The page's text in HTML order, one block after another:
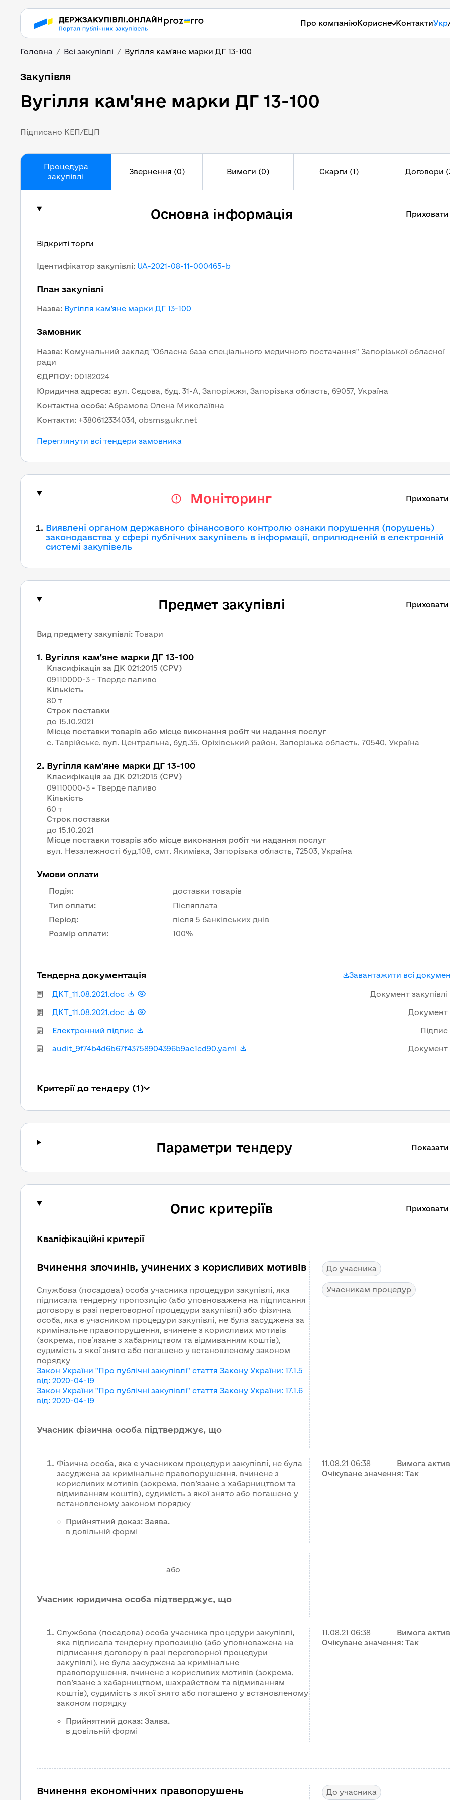
Про компаніюКорисне КонтактиУкр
Головна Всі закупівлі Вугілля кам'яне марки ДГ 13-100
Вугілля кам'яне марки ДГ 13-100
Закупівля
Вугілля кам'яне марки ДГ 13-100
Підписано КЕП/ЕЦП
Процедура
закупівлі
Звернення (0) Вимоги (0) Скарги (1) Договори
Основна інформація Приховати
Відкриті торги
Ідентифікатор закупівлі: UA-2021-08-11-000465-b
План закупівлі
Назва: Вугілля кам'яне марки ДГ 13-100
Замовник
Назва: Комунальний заклад "Обласна база спеціального медичного постачання" Запорізької обласної
ради
ЄДРПОУ: 00182024
Юридична адреса: вул. Сєдова, буд. 31-А, Запоріжжя, Запорізька область, 69057, Україна
Контактна особа: Абрамова Олена Миколаївна
Контакти: +380612334034, obsms@ukr.net
Переглянути всі тендери замовника
Моніторинг Приховати
Виявлені органом державного фінансового контролю ознаки порушення (порушень)
законодавства у сфері публічних закупівель в інформації, оприлюдненій в електронній
системі закупівель
Предмет закупівлі Приховати
Вид предмету закупівлі: Товари
1. Вугілля кам'яне марки ДГ 13-100
Класифікація за ДК 021:2015 (CPV)
09110000-3 - Тверде паливо
Кількість
80 т
Строк поставки
Місце поставки товарів або місце виконання робіт чи надання послуг
с. Таврійське, вул. Центральна, буд.35, Оріхівський район, Запорізька область, 70540, Україна
2. Вугілля кам'яне марки ДГ 13-100
Класифікація за ДК 021:2015 (CPV)
09110000-3 - Тверде паливо
Кількість
60 т
Строк поставки
Місце поставки товарів або місце виконання робіт чи надання послуг
вул. Незалежності буд.108, смт. Якимівка, Запорізька область, 72503, Україна
Умови оплати
Подія:
доставки товарів
Тип оплати:
Післяплата
Період:
після 5 банківських днів
Розмір оплати: 100%
Тендерна документація Завантажити всі
ДКТ_11.08.2021.doc Документ закупівлі
ДКТ_11.08.2021.doc Документ
Електронний підпис Підпис
audit_9f74b4d6b67f43758904396b9ac1cd90.yaml Документ
Критерії до тендеру (1)
Параметри тендеру Показати
Опис критеріїв Приховати
Кваліфікаційні критерії
Вчинення злочинів, учинених з корисливих мотивів
Службова (посадова) особа учасника процедури закупівлі, яка
підписала тендерну пропозицію (або уповноважена на підписання
договору в разі переговорної процедури закупівлі) або фізична
особа, яка є учасником процедури закупівлі, не була засуджена за
кримінальне правопорушення, вчинене з корисливих мотивів
(зокрема, пов’язане з хабарництвом та відмиванням коштів),
судимість з якої знято або погашено у встановленому законом
порядку
Закон України "Про публічні закупівлі" стаття Закону України: 17.1.5
від: 2020-04-19
Закон України "Про публічні закупівлі" стаття Закону України: 17.1.6
від: 2020-04-19
До учасника
Учасникам процедур
Учасник фізична особа підтверджує, що
Фізична особа, яка є учасником процедури закупівлі, не була
засуджена за кримінальне правопорушення, вчинене з
корисливих мотивів (зокрема, пов’язане з хабарництвом та
відмиванням коштів), судимість з якої знято або погашено у
встановленому законом порядку
Прийнятний доказ: Заява.
в довільній формі
11.08.21 06:38
Вимога
Очікуване значення: Так
або
Учасник юридична особа підтверджує, що
Службова (посадова) особа учасника процедури закупівлі,
яка підписала тендерну пропозицію (або уповноважена на
підписання договору в разі переговорної процедури
закупівлі), не була засуджена за кримінальне
правопорушення, вчинене з корисливих мотивів (зокрема,
пов’язане з хабарництвом, шахрайством та відмиванням
коштів), судимість з якої знято або погашено у встановленому
законом порядку
Прийнятний доказ: Заява.
в довільній формі
11.08.21 06:38
Вимога
Очікуване значення: Так
Вчинення економічних правопорушень До учасника